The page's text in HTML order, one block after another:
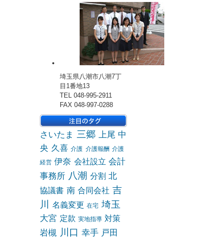
埼玉県八潮市八潮7丁
目1番地13
TEL 048-995-2911
FAX 048-997-0288
さいたま 三郷 上尾 中
央 久喜 介護 介護報酬 介護
経営 伊奈 会社設立 会計
事務所 八潮 分割 北
協議書 南 合同会社 吉
川
名義変更 在宅 埼玉
大宮 定款 実地指導 対策
岩槻 川口 幸手 戸田